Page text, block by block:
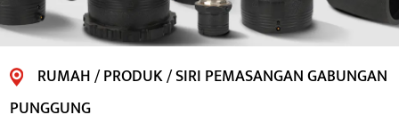
RUMAH/PRODUK/SIRI PEMASANGAN GABUNGAN
PUNGGUNG